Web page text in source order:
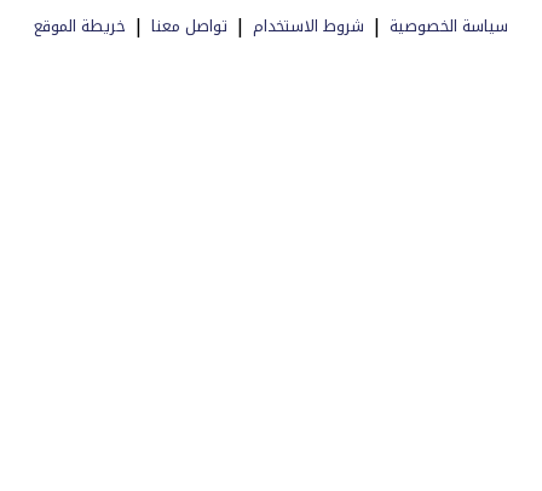
سياسة الخصوصية | شروط الاستخدام | تواصل معنا | خريطة الموقع